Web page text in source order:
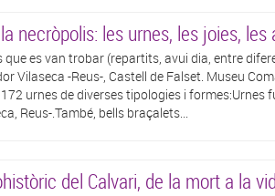
necròpolis: les urnes, les joies, les
que es van trobar (repartits, avui dia, entre
Vilaseca -Reus-, Castell de Falset. Museu
urnes de diverses tipologies i formes:Urnes
Reus-.També, bells braçalets...
del Calvari, de la mort a la